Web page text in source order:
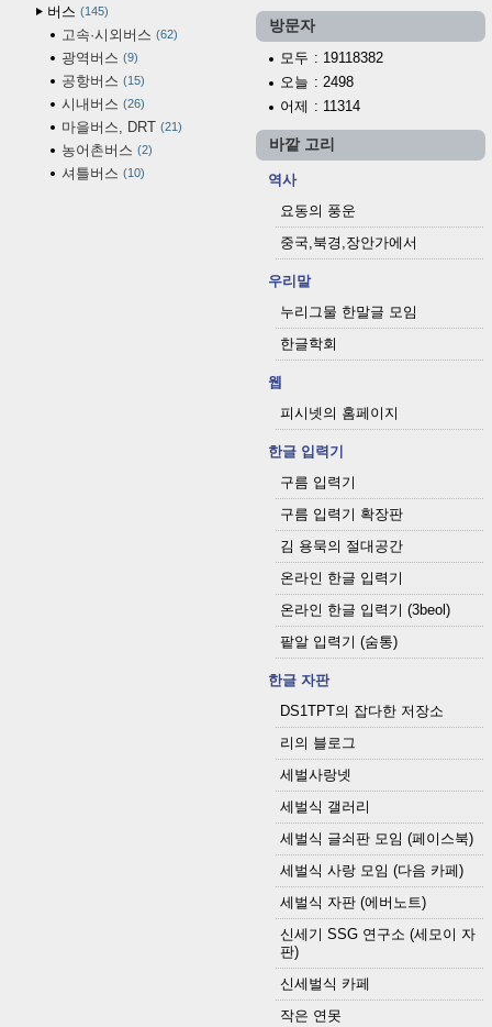
버스 145
고속·시외버스 62
광역버스 9
공항버스 15
시내버스 26
마을버스, DRT 21
농어촌버스 2
셔틀버스 10
방문자
모두 : 19118382
오늘 : 2498
어제 : 11314
바깥 고리
역사
요동의 풍운
중국,북경,장안가에서
우리말
누리그물 한말글 모임
한글학회
웹
피시넷의 홈페이지
한글 입력기
구름 입력기
구름 입력기 확장판
김 용묵의 절대공간
온라인 한글 입력기
온라인 한글 입력기 (3beol)
팥알 입력기 (숨통)
한글 자판
DS1TPT의 잡다한 저장소
리의 블로그
세벌사랑넷
세벌식 갤러리
세벌식 글쇠판 모임 (페이스북)
세벌식 사랑 모임 (다음 카페)
세벌식 자판 (에버노트)
신세기 SSG 연구소 (세모이 자
판)
신세벌식 카페
작은 연못